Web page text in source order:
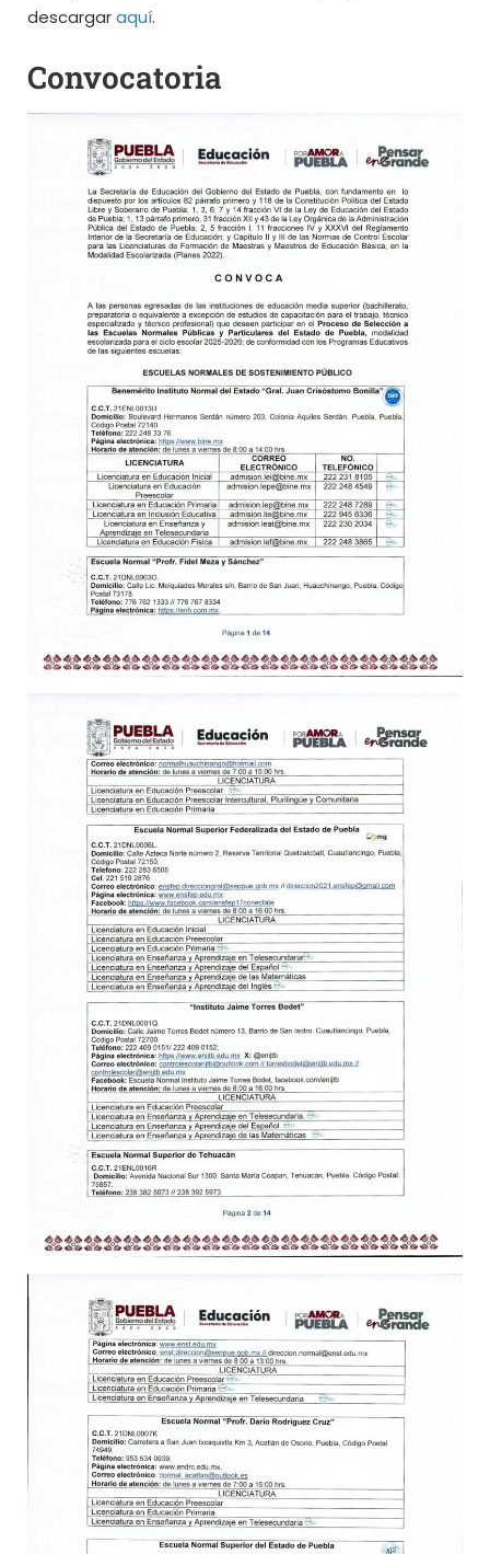
descargaraquí.
Convocatoria